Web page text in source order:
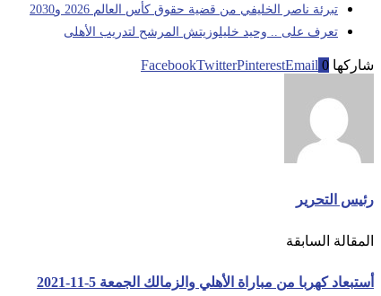
تبرئة ناصر الخليفي من قضية حقوق كأس العالم 2026 و2030
تعرف على .. وحيد خليلوزيتش المرشح لتدريب الأهلى
شاركها 0
FacebookTwitterPinterestEmail
رئيس التحرير
المقالة السابقة
أستبعاد كهربا من مباراة الأهلي والزمالك الجمعة 5-11-2021